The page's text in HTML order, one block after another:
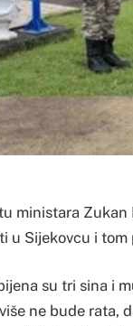
ministara
u Sijekovcu i
su tri sina i
ne bude rata,